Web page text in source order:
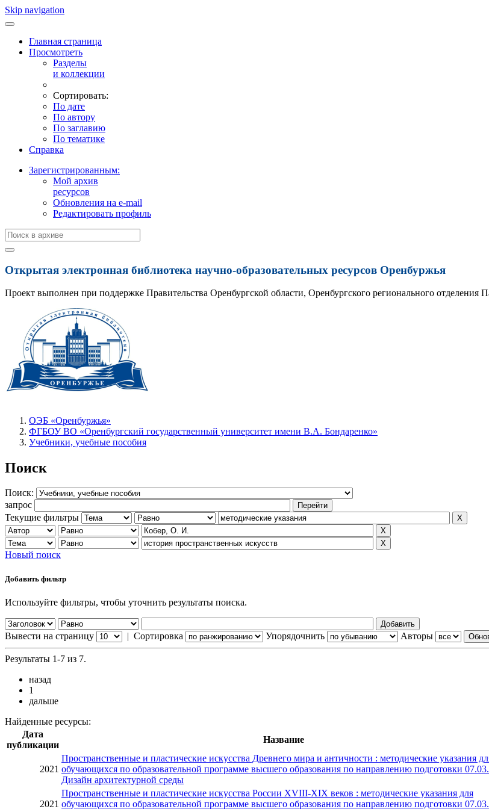
Skip navigation
Главная страница
Просмотреть
Разделы
и коллекции
Сортировать:
По дате
По автору
По заглавию
По тематике
Справка
Зарегистрированным:
Мой архив
ресурсов
Обновления на e-mail
Редактировать профиль
Открытая электронная библиотека научно-образовательных ресурсов Оренбуржья
Проект выполнен при поддержке Правительства Оренбургской области, Оренбургского регионального
ОЭБ «Оренбуржья»
ФГБОУ ВО «Оренбургский государственный университет имени В.А. Бондаренко»
Учебники, учебные пособия
Поиск
Поиск:
запрос
Текущие фильтры
Новый поиск
Добавить фильтр
Используйте фильтры, чтобы уточнить результаты поиска.
Вывести на страницу | Сортировка Упорядочнить Авторы
Результаты 1-7 из 7.
назад
1
дальше
Найденные ресурсы:
Дата
публикации
Название
2021
Пространственные и пластические искусства Древнего мира и античности : методические указания
обучающихся по образовательной программе высшего образования по направлению подготовки
Дизайн архитектурной среды
2021
Пространственные и пластические искусства России XVIII-XIX веков : методические указания для
обучающихся по образовательной программе высшего образования по направлению подготовки